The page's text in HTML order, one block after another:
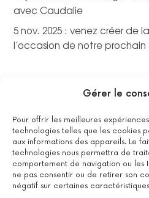
Gérer le
Pour offrir les meilleures
technologies telles que les cookies
aux informations des appareils. Le
technologies nous permettra de
comportement de navigation ou les
ne pas consentir ou de retirer son
négatif sur certaines
avec Caudalie
5 nov. 2025 : venez créer de
l’occasion de notre
La certification qualité a été